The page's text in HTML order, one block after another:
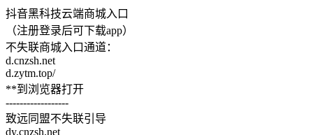
抖音黑科技云端商城入口
（注册登录后可下载app）
不失联商城入口通道：
d.cnzsh.net
d.zytm.top/
**到浏览器打开
------------------
致远同盟不失联引导
dy.cnzsh.net